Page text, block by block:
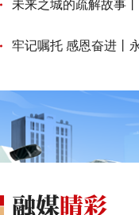
未来之城的疏解故事
牢记嘱托 感恩奋进丨